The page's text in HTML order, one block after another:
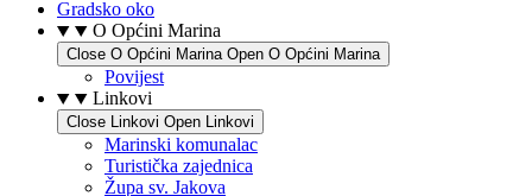
Gradsko oko
O Općini Marina
Close O Općini Marina Open O Općini Marina
Povijest
Linkovi
Close Linkovi Open Linkovi
Marinski komunalac
Turistička zajednica
Župa sv. Jakova